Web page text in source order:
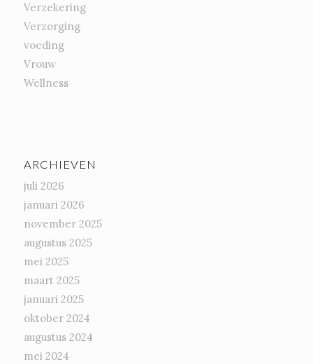
Verzekering
Verzorging
voeding
Vrouw
Wellness
ARCHIEVEN
juli 2026
januari 2026
november 2025
augustus 2025
mei 2025
maart 2025
januari 2025
oktober 2024
augustus 2024
mei 2024